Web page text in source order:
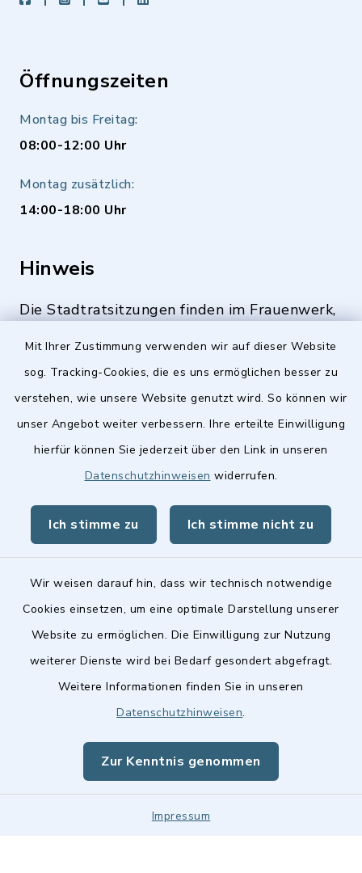
Mit Ihrer Zustimmung verwenden wir auf dieser Website
sog. Tracking-Cookies, die es uns ermöglichen besser zu
verstehen, wie unsere Website genutzt wird. So können wir
unser Angebot weiter verbessern. Ihre erteilte Einwilligung
hierfür können Sie jederzeit über den Link in unseren
Datenschutzhinweisen widerrufen.
Ich stimme zu Ich stimme nicht zu
Wir weisen darauf hin, dass wir technisch notwendige
Cookies einsetzen, um eine optimale Darstellung unserer
Website zu ermöglichen. Die Einwilligung zur Nutzung
weiterer Dienste wird bei Bedarf gesondert abgefragt.
Weitere Informationen finden Sie in unseren
Datenschutzhinweisen.
Zur Kenntnis genommen
Impressum
Öffnungszeiten
Montag bis Freitag:
08:00-12:00 Uhr
Montag zusätzlich:
14:00-18:00 Uhr
Hinweis
Die Stadtratsitzungen finden im Frauenwerk,
Quicklinks
Stellenangebote
Landkreis Fürth
Barrierefreiheit
Impressum
Sitemap